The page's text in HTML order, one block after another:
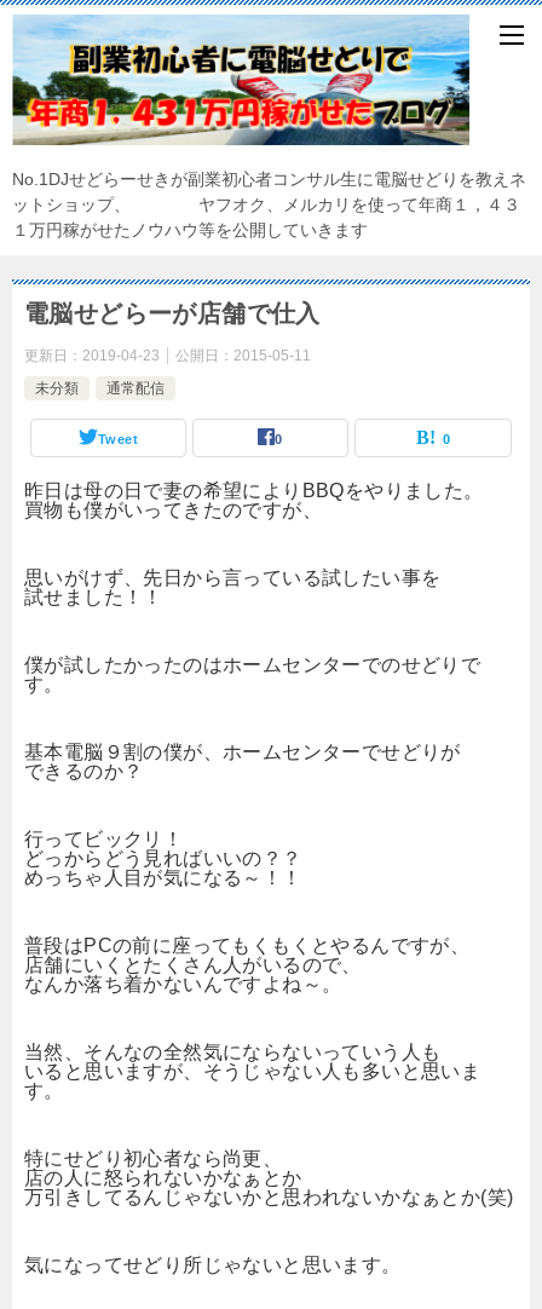
No.1DJせどらーせきが副業初心者コンサル生に電脳せどりを教えネ
ットショップ、 ヤフオク、メルカリを使って年商１，４３
１万円稼がせたノウハウ等を公開していきます
電脳せどらーが店舗で仕入
更新日： 2019-04-23 公開日： 2015-05-11
未分類
通常配信
Tweet 0 0
昨日は母の日で妻の希望によりBBQをやりました。
買物も僕がいってきたのですが、
思いがけず、先日から言っている試したい事を
試せました！！
僕が試したかったのはホームセンターでのせどりで
す。
基本電脳９割の僕が、ホームセンターでせどりが
できるのか？
行ってビックリ！
どっからどう見ればいいの？？
めっちゃ人目が気になる～！！
普段はPCの前に座ってもくもくとやるんですが、
店舗にいくとたくさん人がいるので、
なんか落ち着かないんですよね～。
当然、そんなの全然気にならないっていう人も
いると思いますが、そうじゃない人も多いと思いま
す。
特にせどり初心者なら尚更、
店の人に怒られないかなぁとか
万引きしてるんじゃないかと思われないかなぁとか(笑)
気になってせどり所じゃないと思います。